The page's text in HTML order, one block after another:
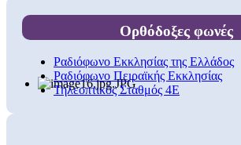
Ορθόδοξες φωνές
Ραδιόφωνο Εκκλησίας της Ελλάδος
Ραδιόφωνο Πειραϊκής Εκκλησίας
Τηλεοπτικός Σταθμός 4Ε